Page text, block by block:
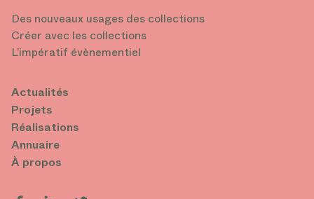
Des nouveaux usages des collections
Créer avec les collections
L’impératif évènementiel
Actualités
Projets
Réalisations
Annuaire
À propos